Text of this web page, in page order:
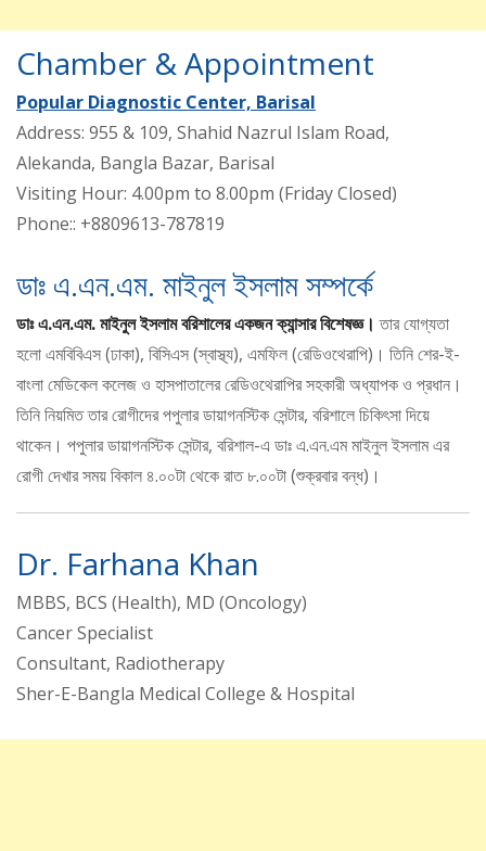
Chamber & Appointment
Popular Diagnostic Center, Barisal
Address: 955 & 109, Shahid Nazrul Islam Road,
Alekanda, Bangla Bazar, Barisal
Visiting Hour: 4.00pm to 8.00pm (Friday Closed)
Phone:: +8809613-787819
ডাঃ এ.এন.এম. মাইনুল ইসলাম সম্পর্কে
ডাঃ এ.এন.এম. মাইনুল ইসলাম বরিশালের একজন ক্যান্সার বিশেষজ্ঞ। তার যোগ্যতা
হলো এমবিবিএস (ঢাকা), বিসিএস (স্বাস্থ্য), এমফিল (রেডিওথেরাপি)। তিনি শের-ই-
বাংলা মেডিকেল কলেজ ও হাসপাতালের রেডিওথেরাপির সহকারী অধ্যাপক ও প্রধান।
তিনি নিয়মিত তার রোগীদের পপুলার ডায়াগনস্টিক সেন্টার, বরিশালে চিকিৎসা দিয়ে
থাকেন। পপুলার ডায়াগনস্টিক সেন্টার, বরিশাল-এ ডাঃ এ.এন.এম মাইনুল ইসলাম এর
রোগী দেখার সময় বিকাল ৪.০০টা থেকে রাত ৮.০০টা (শুক্রবার বন্ধ)।
Dr. Farhana Khan
MBBS, BCS (Health), MD (Oncology)
Cancer Specialist
Consultant, Radiotherapy
Sher-E-Bangla Medical College & Hospital